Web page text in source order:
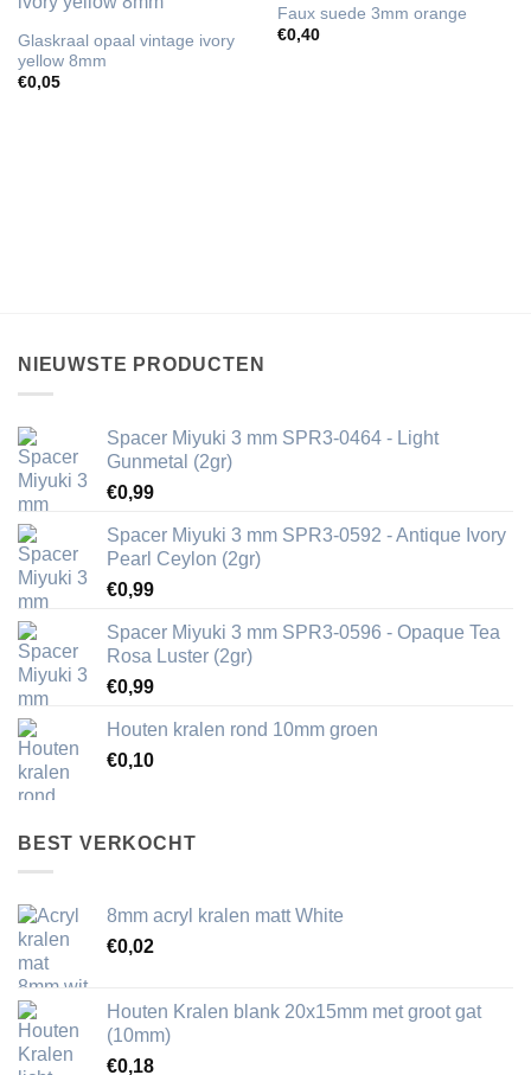
Glaskraal opaal vintage ivory
yellow 8mm
€0,05
Faux suede 3mm orange
€0,40
NIEUWSTE PRODUCTEN
Spacer Miyuki 3 mm SPR3-0464 - Light
Gunmetal (2gr)
€0,99
Spacer Miyuki 3 mm SPR3-0592 - Antique Ivory
Pearl Ceylon (2gr)
€0,99
Spacer Miyuki 3 mm SPR3-0596 - Opaque Tea
Rosa Luster (2gr)
€0,99
Houten kralen rond 10mm groen
€0,10
BEST VERKOCHT
8mm acryl kralen matt White
€0,02
Houten Kralen blank 20x15mm met groot gat
(10mm)
€0,18